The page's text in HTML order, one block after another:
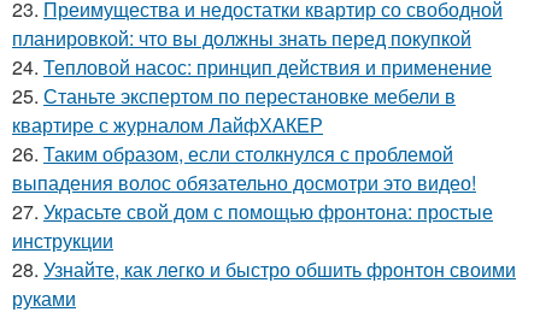
23. Преимущества и недостатки квартир со свободной
планировкой: что вы должны знать перед покупкой
24. Тепловой насос: принцип действия и применение
25. Станьте экспертом по перестановке мебели в
квартире с журналом ЛайфХАКЕР
26. Таким образом, если столкнулся с проблемой
выпадения волос обязательно досмотри это видео!
27. Украсьте свой дом с помощью фронтона: простые
инструкции
28. Узнайте, как легко и быстро обшить фронтон своими
руками